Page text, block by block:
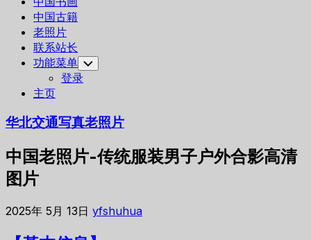
中国古籍
老照片
联系站长
功能菜单 Toggle
Child
Menu
登录
主页
华北交通写真老照片
中国老照片-传统服装男子户外合影高清
图片
2025年 5月 13日 yfshuhua